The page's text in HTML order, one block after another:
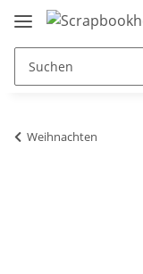
Weihnachten